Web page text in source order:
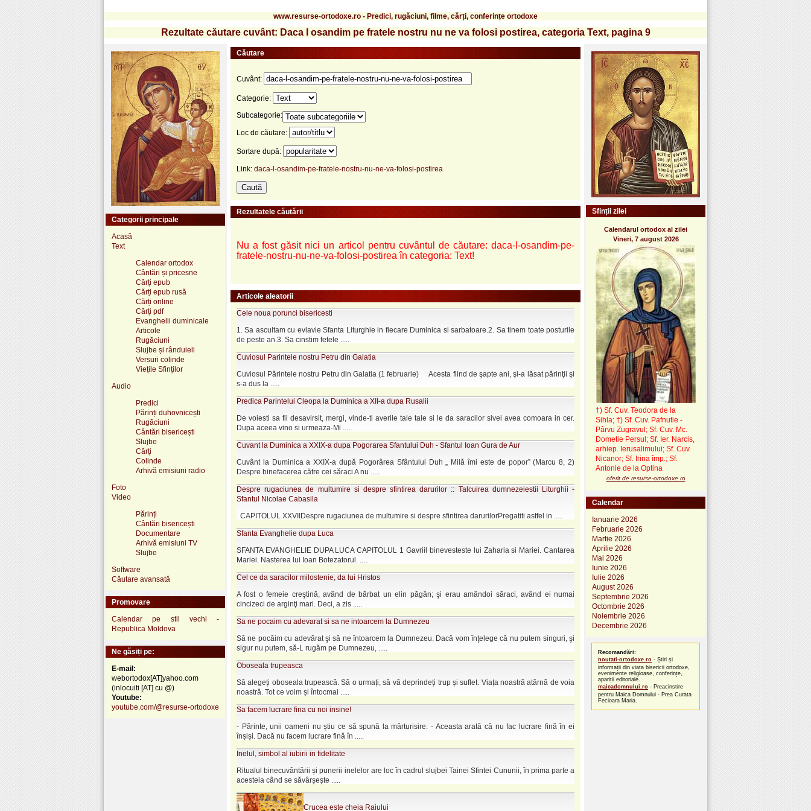
www.resurse-ortodoxe.ro - Predici, rugăciuni, filme, cărți, conferințe ortodoxe
Rezultate căutare cuvânt: Daca l osandim pe fratele nostru nu ne va folosi postirea, categoria Text, pagina 9
Categorii principale
Acasă
Text
Calendar ortodox
Cântări și pricesne
Cărți epub
Cărți epub rusă
Cărți online
Cărți pdf
Evanghelii duminicale
Articole
Rugăciuni
Slujbe și rânduieli
Versuri colinde
Viețile Sfinților
Audio
Predici
Părinți duhovnicești
Rugăciuni
Cântări bisericești
Slujbe
Cărți
Colinde
Arhivă emisiuni radio
Foto
Video
Părinți
Cântări bisericești
Documentare
Arhivă emisiuni TV
Slujbe
Software
Căutare avansată
Promovare
Calendar pe stil vechi -
Republica Moldova
Ne găsiți pe:
E-mail:
webortodox[AT]yahoo.com
(inlocuiti [AT] cu @)
Youtube:
youtube.com/@resurse-ortodoxe
Căutare
Cuvânt:
Categorie:
Subcategorie:
Loc de căutare:
Sortare după:
Link: daca-l-osandim-pe-fratele-nostru-nu-ne-va-folosi-postirea
Rezultatele căutării
Nu a fost găsit nici un articol pentru cuvântul de căutare: daca-l-osandim-pe-
fratele-nostru-nu-ne-va-folosi-postirea în categoria: Text!
Articole aleatorii
Cele noua porunci bisericesti
1. Sa ascultam cu evlavie Sfanta Liturghie in fiecare Duminica si sarbatoare.2. Sa tinem toate posturile
de peste an.3. Sa cinstim fetele .....
Cuviosul Parintele nostru Petru din Galatia
Cuviosul Părintele nostru Petru din Galatia (1 februarie) Acesta fiind de şapte ani, şi-a lăsat părinţii şi
s-a dus la .....
Predica Parintelui Cleopa la Duminica a XII-a dupa Rusalii
De voiesti sa fii desavirsit, mergi, vinde-ti averile tale tale si le da saracilor sivei avea comoara in cer.
Dupa aceea vino si urmeaza-Mi .....
Cuvant la Duminica a XXIX-a dupa Pogorarea Sfantului Duh - Sfantul Ioan Gura de Aur
Cuvânt la Duminica a XXIX-a după Pogorârea Sfântului Duh „ Milă îmi este de popor” (Marcu 8, 2)
Despre binefacerea către cei săraci A nu .....
Despre rugaciunea de multumire si despre sfintirea darurilor :: Talcuirea dumnezeiestii Liturghii -
Sfantul Nicolae Cabasila
CAPITOLUL XXVIIDespre rugaciunea de multumire si despre sfintirea darurilorPregatiti astfel in .....
Sfanta Evanghelie dupa Luca
SFANTA EVANGHELIE DUPA LUCA CAPITOLUL 1 Gavriil binevesteste lui Zaharia si Mariei. Cantarea
Mariei. Nasterea lui Ioan Botezatorul. .....
Cel ce da saracilor milostenie, da lui Hristos
A fost o femeie creştină, având de bărbat un elin păgân; şi erau amândoi săraci, având ei numai
cincizeci de arginţi mari. Deci, a zis .....
Sa ne pocaim cu adevarat si sa ne intoarcem la Dumnezeu
Să ne pocăim cu adevărat şi să ne întoarcem la Dumnezeu. Dacă vom înţelege că nu putem singuri, şi
sigur nu putem, să-L rugăm pe Dumnezeu, .....
Oboseala trupeasca
Să alegeți oboseala trupească. Să o urmați, să vă deprindeți trup și suflet. Viața noastră atârnă de voia
noastră. Tot ce voim și întocmai .....
Sa facem lucrare fina cu noi insine!
- Părinte, unii oameni nu știu ce să spună la mărturisire. - Aceasta arată că nu fac lucrare fină în ei
înșiși. Dacă nu facem lucrare fină în .....
Inelul, simbol al iubirii in fidelitate
Ritualul binecuvântării și punerii inelelor are loc în cadrul slujbei Tainei Sfintei Cununii, în prima parte a
acesteia când se săvârșește .....
Crucea este cheia Raiului
Sfinții zilei
Calendarul ortodox al zilei
Vineri, 7 august 2026
†) Sf. Cuv. Teodora de la
Sihla; †) Sf. Cuv. Pafnutie -
Pârvu Zugravul; Sf. Cuv. Mc.
Dometie Persul; Sf. Ier. Narcis,
arhiep. Ierusalimului; Sf. Cuv.
Nicanor; Sf. Irina împ.; Sf.
Antonie de la Optina
oferit de resurse-ortodoxe.ro
Calendar
Ianuarie 2026
Februarie 2026
Martie 2026
Aprilie 2026
Mai 2026
Iunie 2026
Iulie 2026
August 2026
Septembrie 2026
Octombrie 2026
Noiembrie 2026
Decembrie 2026
Recomandări:
noutati-ortodoxe.ro - Știri și
informații din viața bisericii ortodoxe,
evenimente religioase, conferințe,
apariții editoriale.
maicadomnului.ro - Preacinstire
pentru Maica Domnului - Prea Curata
Fecioara Maria.